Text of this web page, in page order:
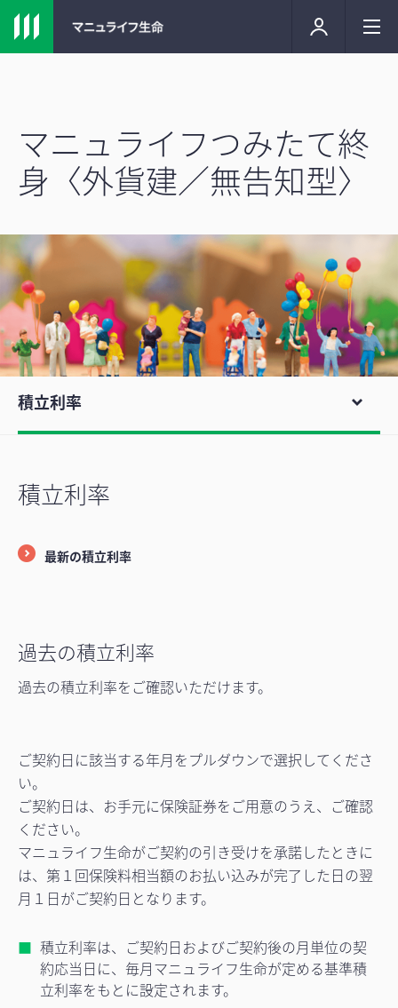
マニュライフつみたて終
身〈外貨建／無告知型〉
積立利率
積立利率
最新の積立利率
過去の積立利率
過去の積立利率をご確認いただけます。
ご契約日に該当する年月をプルダウンで選択してくださ
い。
ご契約日は、お手元に保険証券をご用意のうえ、ご確認
ください。
マニュライフ生命がご契約の引き受けを承諾したときに
は、第１回保険料相当額のお払い込みが完了した日の翌
月１日がご契約日となります。
積立利率は、ご契約日およびご契約後の月単位の契
約応当日に、毎月マニュライフ生命が定める基準積
立利率をもとに設定されます。